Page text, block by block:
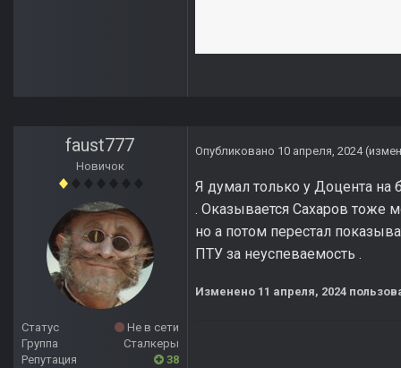
faust777
Новичок
Статус
Не в сети
Группа
Сталкеры
Репутация
38
Опубликовано 10 апреля, 2024
Я думал только у Доцента на
. Оказывается Сахаров тоже
но а потом перестал
ПТУ за неуспеваемость .
Изменено 11 апреля, 2024